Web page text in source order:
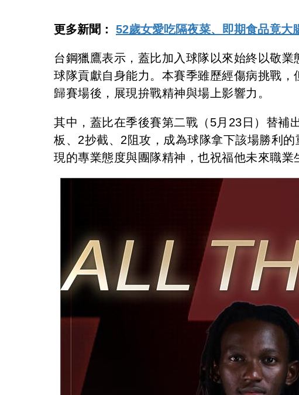
更多新聞： 52歲女愛吃隔夜菜、即期食品竟
台鋼獵鷹表示，蓋比加入球隊以來始終以敬
球隊貢獻自身能力。本賽季雖歷經傷病挑戰
歸賽場後，展現拚戰精神與場上影響力。
其中，蓋比在季後賽第二戰（5月23日）替補
板、2抄截、2阻攻，成為球隊拿下該場勝利
現的專業態度與團隊精神，也祝福他未來職業